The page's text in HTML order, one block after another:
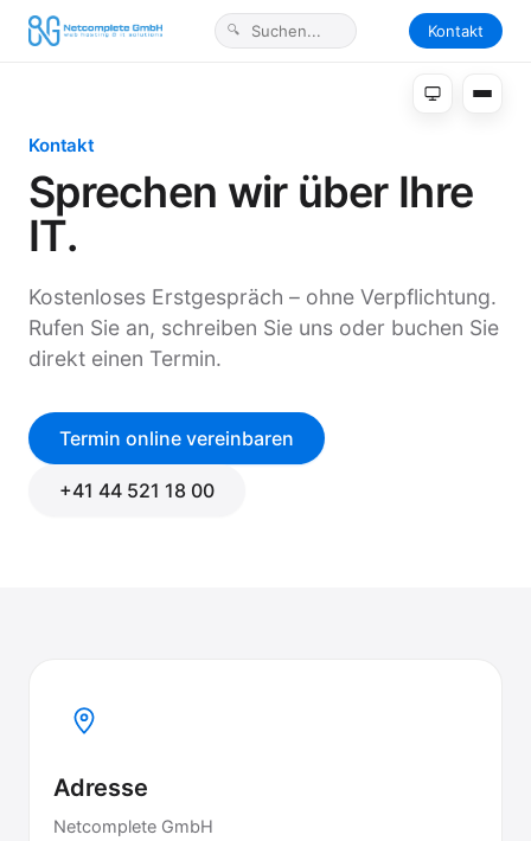
Kontakt
Kontakt
Sprechen wir über Ihre
IT.
Kostenloses Erstgespräch – ohne Verpflichtung.
Rufen Sie an, schreiben Sie uns oder buchen Sie
direkt einen Termin.
Termin online vereinbaren
+41 44 521 18 00
Adresse
Netcomplete GmbH